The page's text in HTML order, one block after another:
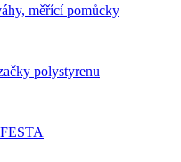
měřící pomůcky
polystyrenu